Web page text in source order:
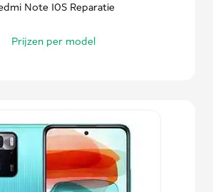
Note 10S Reparatie
Prijzen per model